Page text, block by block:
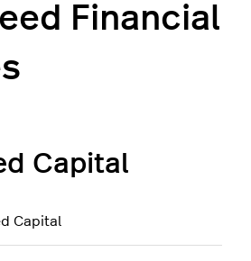
Financial
Capital
Capital